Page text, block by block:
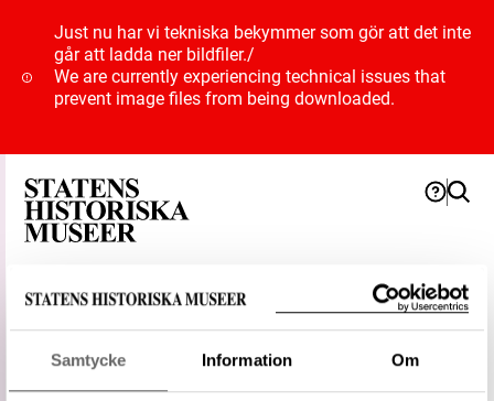
Samtycke Information Om
Just nu har vi tekniska bekymmer som gör att det inte
går att ladda ner bildfiler./
We are currently experiencing technical issues that
prevent image files from being downloaded.
Textil